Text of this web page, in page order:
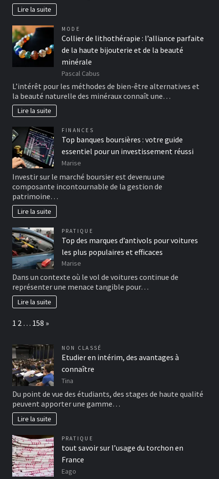
Lire la suite
MODE
Collier de lithothérapie : l’alliance parfaite
de la haute bijouterie et de la beauté
minérale
Pascal Cabus
L’intérêt pour les méthodes de bien-être alternatives et
la beauté naturelle des minéraux connaît une…
Lire la suite
FINANCES
Top banques boursières : votre guide
essentiel pour un investissement réussi
Marise
Investir sur le marché boursier est devenu une
composante incontournable de la gestion de
patrimoine…
Lire la suite
PRATIQUE
Top des marques d’antivols pour voitures
les plus populaires et efficaces
Marise
Dans un contexte où le vol de voitures continue de
représenter une menace tangible pour…
Lire la suite
Page:
1 2 … 158 Next
»
NON CLASSÉ
Etudier en intérim, des avantages à
connaître
Tina
Du point de vue des étudiants, des stages de haute qualité
peuvent apporter une gamme…
Lire la suite
PRATIQUE
tout savoir sur l’usage du torchon en
France
Eago